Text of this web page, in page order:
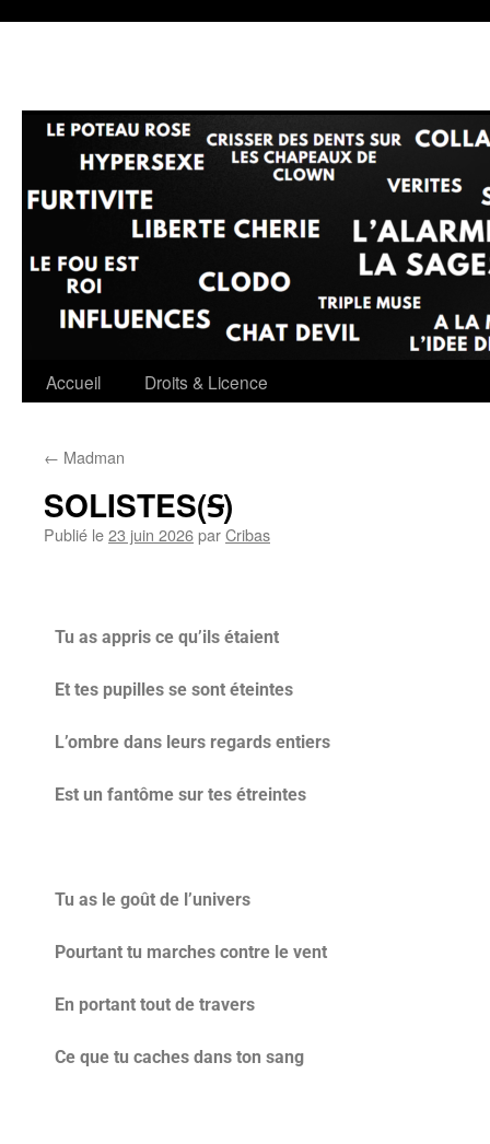
Accueil Droits & Licence
← Madman
SOLISTES(Ꟊ)
Publié le23 juin 2026parCribas
Tu as appris ce qu’ils étaient
Et tes pupilles se sont éteintes
L’ombre dans leurs regards entiers
Est un fantôme sur tes étreintes
Tu as le goût de l’univers
Pourtant tu marches contre le vent
En portant tout de travers
Ce que tu caches dans ton sang